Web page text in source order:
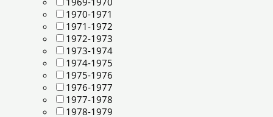
1970-1971
1971-1972
1972-1973
1973-1974
1974-1975
1975-1976
1976-1977
1977-1978
1978-1979